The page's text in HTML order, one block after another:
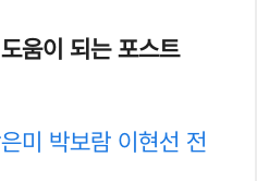
움이 되는 포스트
미 박보람 이현선 전